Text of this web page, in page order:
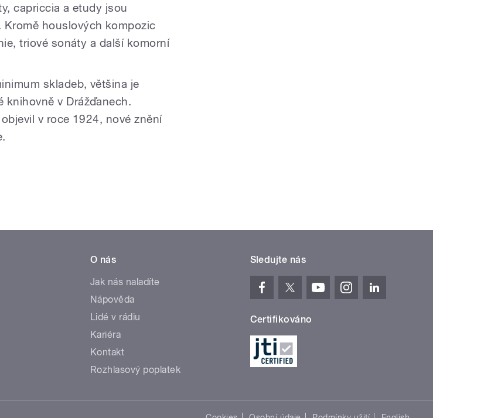
capriccia a etudy jsou
houslových kompozic
triové sonáty a další komorní
skladeb, většina je
knihovně v Drážďanech.
v roce 1924, nové znění
O nás
Jak nás naladíte
Nápověda
Lidé v rádiu
Kariéra
Kontakt
Rozhlasový poplatek
Sledujte nás
Certifikováno